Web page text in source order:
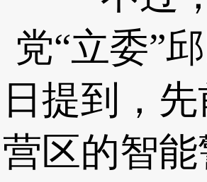
党“立委”
日提到，
营区的智